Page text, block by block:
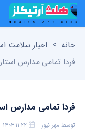
خانه > اخبار سلامت
فردا تمامی مدارس
فردا تمامی مدارس
توسط مهر نیوز ۱۴۰۳-۱۱-۲۲